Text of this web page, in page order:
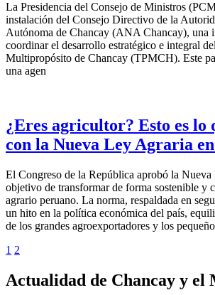
La Presidencia del Consejo de Ministros
instalación del Consejo Directivo de la
Autónoma de Chancay (ANA Chancay), una
coordinar el desarrollo estratégico e integral
Multipropósito de Chancay (TPMCH). Este
una agen
¿Eres agricultor? Esto es lo
con la Nueva Ley Agraria
El Congreso de la República aprobó la
objetivo de transformar de forma sostenible y
agrario peruano. La norma, respaldada en
un hito en la política económica del país,
de los grandes agroexportadores y los
1 2
Actualidad de Chancay y el